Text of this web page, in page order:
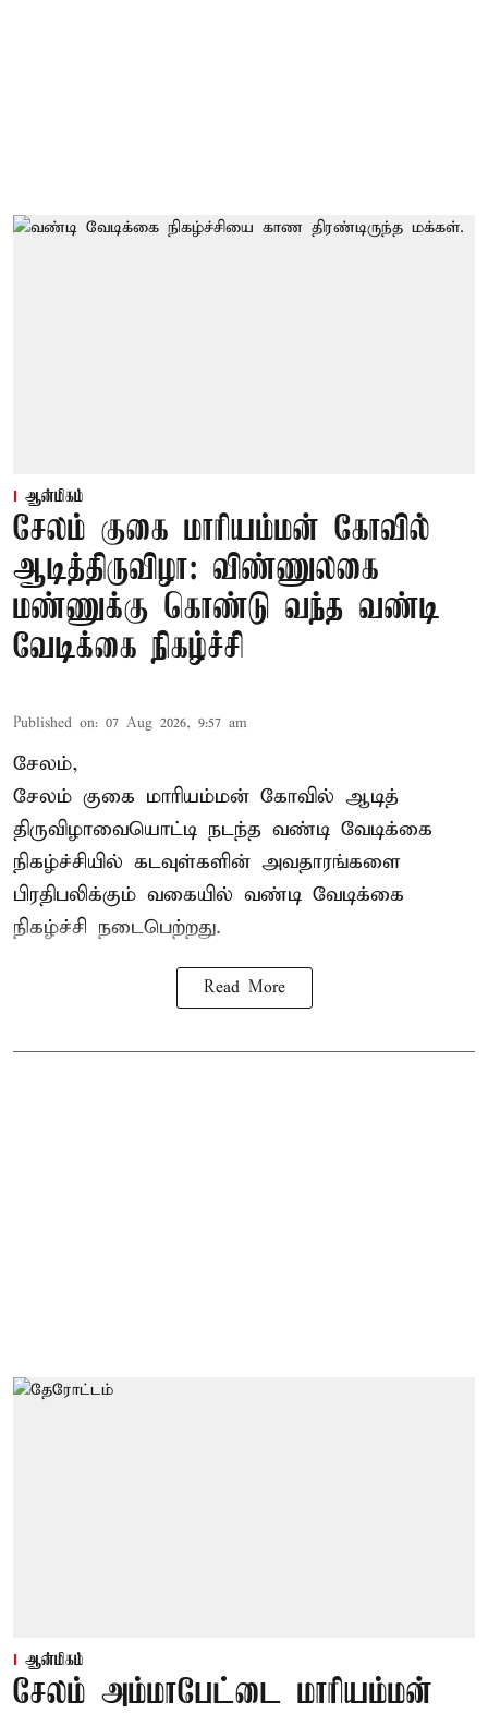
ஆன்மிகம்
சேலம் குகை மாரியம்மன் கோவில்
ஆடித்திருவிழா: விண்ணுலகை
மண்ணுக்கு கொண்டு வந்த வண்டி
வேடிக்கை நிகழ்ச்சி
Published on: 07 Aug 2026, 9:57 am
சேலம்,
சேலம் குகை மாரியம்மன் கோவில் ஆடித்
திருவிழாவையொட்டி நடந்த வண்டி வேடிக்கை
நிகழ்ச்சியில் கடவுள்களின் அவதாரங்களை
பிரதிபலிக்கும் வகையில் வண்டி வேடிக்கை
நிகழ்ச்சி நடைபெற்றது.
Read More
ஆன்மிகம்
சேலம் அம்மாபேட்டை மாரியம்மன்